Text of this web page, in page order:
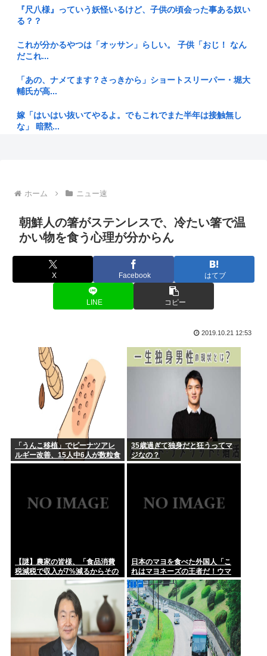
◆Jリーグ◆「まじ何者？」「上手すぎる…」横浜FMの16歳
次の総理って小泉か林か小林なんか
【悲報】秋田県、オイルマネーが転がり込んでガチで東北最強
へ
【火事場泥棒】「自衛隊員や報道カメラマンのフリをして泥棒
を…」 ...
PTA会長が事故で辞退→旦那「妻の代わりに僕がやります」
→1年後...
キャンプする日本人、ラーメンの汁を山に捨てようとして注意
されて不...
【静岡】「何度も何度も追突されて…何が目的か本当に理解で
きない」...
【画像】現役アスリート、紐ビキニ姿でえっちな肉体ボロン
【韓国サッカー協会 過去に外国人審判ら20人に性接待 日本人
【政府】高市総理「物価上昇を上回る賃上げを日本に定着させ
る」 国...
『尺八様』っていう妖怪いるけど、子供の頃会った事ある奴い
る？？
これが分かるやつは「オッサン」らしい。 子供「おじ！ なん
だこれ...
「あの、ナメてます？さっきから」ショートスリーパー・堀大
輔氏が高...
嫁「はいはい抜いてやるよ。でもこれでまた半年は接触無し
な」 暗黙...
さんの...
【疑問】サイゼリヤ「うまいです、安いです、全国どこにでも
あります...
糞ゲーを掴まされてもその日にブックオフやももたろうに中古
秋田県職員がバスローブ姿でタバコを吸いながらオンライン会
見に ど...
僕「上の騒音が凄い」 管理会社「対応できません」 警察「対
応でき...
お盆だよ‼全員集合‼
ひろいき、離婚www
浜田雅功、超スパルタ高校時代 夏の思い出に共演者衝撃「え
(ヽ´ん`)「俺がこれまでに片思いして来た女たち、クミコ、ナ
ミ、...
「結婚のためにお金貯めなきゃ…」「お金ないから子供いらな
い」←こ...
女審判、謝罪
ホーム ニュー速
朝鮮人の箸がステンレスで、冷たい箸で温
かい物を食う心理が分からん
X Facebook はてブ
LINE コピー
2019.10.21 12:53
「うんこ移植」でピーナツアレ
ルギー改善、15人中6人が数粒食
べられるように
35歳過ぎて独身だと狂うってマ
ジなの？
【謎】農家の皆様、「食品消費
税減税で収入が7%減るからその
分は国が補償してくれ」と言い
日本のマヨを食べた外国人「こ
れはマヨネーズの王者だ！ウマ
イ！うますぎる！どこで買える
んだ？」